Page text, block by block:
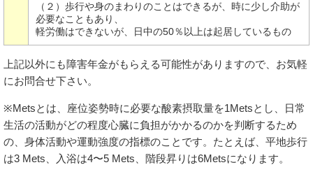
（２）歩行や身のまわりのことはできるが、時に少し介助が
必要なこともあり、
軽労働はできないが、日中の50％以上は起居しているもの
上記以外にも障害年金がもらえる可能性がありますので、お気軽
にお問合せ下さい。
※Metsとは、座位姿勢時に必要な酸素摂取量を1Metsとし、日常
生活の活動がどの程度心臓に負担がかかるのかを判断するため
の、身体活動や運動強度の指標のことです。たとえば、平地歩行
は3 Mets、入浴は4〜5 Mets、階段昇りは6Metsになります。